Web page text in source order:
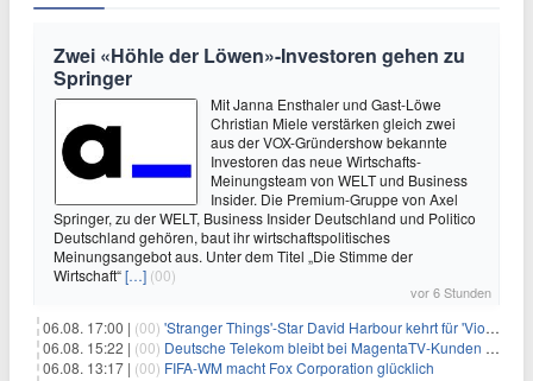
Zwei «Höhle der Löwen»-Investoren gehen zu
Springer
Mit Janna Ensthaler und Gast-Löwe
Christian Miele verstärken gleich zwei
aus der VOX-Gründershow bekannte
Investoren das neue Wirtschafts-
Meinungsteam von WELT und Business
Insider. Die Premium-Gruppe von Axel
Springer, zu der WELT, Business Insider Deutschland und Politico
Deutschland gehören, baut ihr wirtschaftspolitisches
Meinungsangebot aus. Unter dem Titel „Die Stimme der
Wirtschaft“[…] (00)
vor 6 Stunden
06.08. 17:00 | (00) 'Stranger Things'-Star David Harbour kehrt für 'Violent Night 2' zurück – Kristen Bell stößt zur Besetzung
06.08. 15:22 | (00) Deutsche Telekom bleibt bei MagentaTV-Kunden vage
06.08. 13:17 | (00) FIFA-WM macht Fox Corporation glücklich